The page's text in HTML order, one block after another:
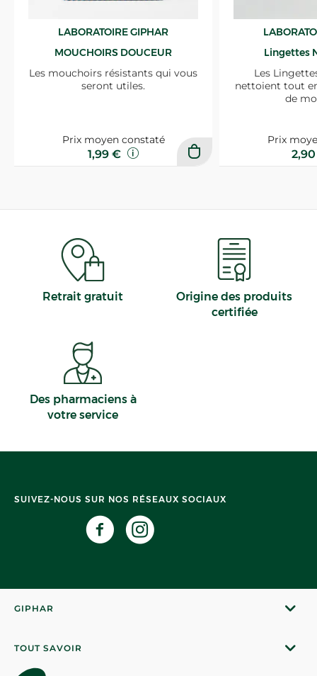
LABORATOIRE GIPHAR
MOUCHOIRS DOUCEUR
Les mouchoirs résistants qui vous
seront utiles.
Prix moyen constaté
1,99 €
Lingettes
Les
nettoient tout
de
Prix
Retrait gratuit
Origine des produits
certifiée
Des pharmaciens à
votre service
SUIVEZ-NOUS SUR NOS RÉSEAUX SOCIAUX
GIPHAR
TOUT SAVOIR